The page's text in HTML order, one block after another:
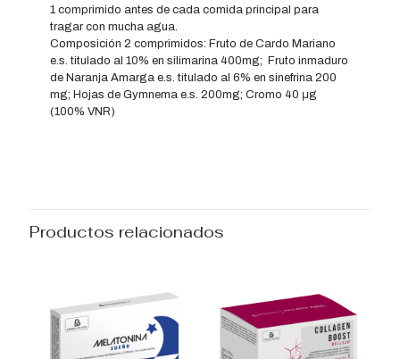
1 comprimido antes de cada comida principal para
tragar con mucha agua.
Composición 2 comprimidos: Fruto de Cardo Mariano
e.s. titulado al 10% en silimarina 400mg; Fruto inmaduro
de Naranja Amarga e.s. titulado al 6% en sinefrina 200
mg; Hojas de Gymnema e.s. 200mg; Cromo 40 μg
(100% VNR)
Productos relacionados